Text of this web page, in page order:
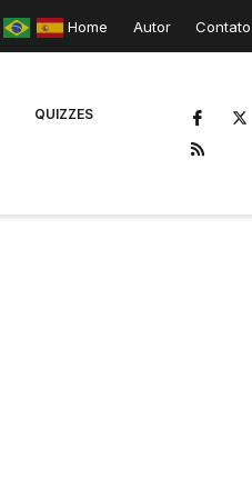
Home Autor Contato
QUIZZES